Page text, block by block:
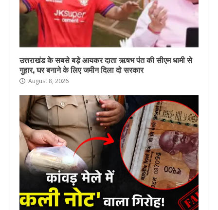
उत्तराखंड के सबसे बड़े आयकर दाता ऋषभ पंत की सीएम धामी से
गुहार, घर बनाने के लिए जमीन दिला दो सरकार
August 8, 2026